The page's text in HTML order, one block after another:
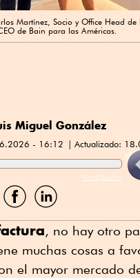
Martínez, Socio y Office Head de
de Bain para las Américas.
Miguel González
- 16:12 Actualizado:
ReadSpeaker
Compartir
por
Compartir
por
, no hay otro
muchas cosas a
el mayor mercado